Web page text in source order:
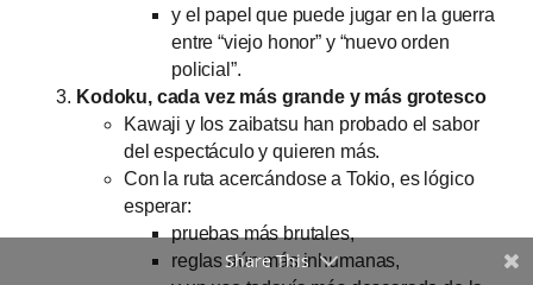
y el papel que puede jugar en la guerra
entre “viejo honor” y “nuevo orden
policial”.
Kodoku, cada vez más grande y más grotesco
Kawaji y los zaibatsu han probado el sabor
del espectáculo y quieren más.
Con la ruta acercándose a Tokio, es lógico
esperar:
pruebas más brutales,
reglas aún más inhumanas,
Share This